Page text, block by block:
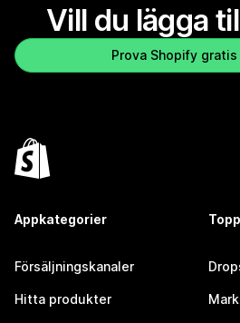
Vill du lägga
Prova Shopify
Appkategorier
Försäljningskanaler
Hitta produkter